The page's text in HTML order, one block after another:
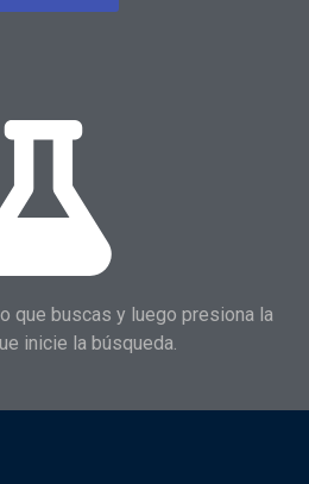
que buscas y luego presiona la
inicie la búsqueda.